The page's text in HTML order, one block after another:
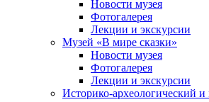
Новости музея
Фотогалерея
Лекции и экскурсии
Музей «В мире сказки»
Новости музея
Фотогалерея
Лекции и экскурсии
Историко-археологический